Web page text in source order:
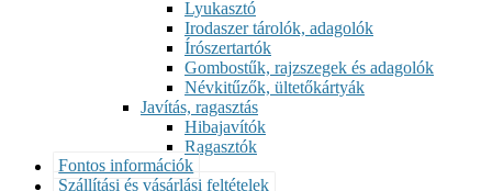
Lyukasztó
Irodaszer tárolók, adagolók
Írószertartók
Gombostűk, rajzszegek és adagolók
Névkitűzők, ültetőkártyák
Javítás, ragasztás
Hibajavítók
Ragasztók
Fontos információk
Szállítási és vásárlási feltételek